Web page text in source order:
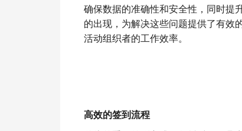
确保数据的准确性和安全性，同时提
的出现，为解决这些问题提供了有效
活动组织者的工作效率。
高效的签到流程